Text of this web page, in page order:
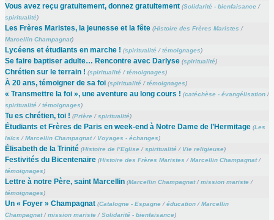
Vous avez reçu gratuitement, donnez gratuitement (Solidarité - bienfaisance/
spiritualité)
Les Frères Maristes, la jeunesse et la fête (Histoire des Frères Maristes /
Marcellin Champagnat)
Lycéens et étudiants en marche ! (spiritualité/témoignages)
Se faire baptiser adulte… Rencontre avec Darlyse (spiritualité)
Chrétien sur le terrain ! (spiritualité/témoignages)
À 20 ans, témoigner de sa foi (spiritualité/témoignages)
« Transmettre la foi », une aventure au long cours ! (catéchèse - évangélisation/
spiritualité/témoignages)
Tu es chrétien, toi ! (Prière/ spiritualité)
Étudiants et Frères de Paris en week-end à Notre Dame de l’Hermitage (Les
laïcs /Marcellin Champagnat/ Voyages - échanges)
Élisabeth de la Trinité (Histoire de l’Eglise/ spiritualité/ Vie religieuse)
Festivités du Bicentenaire (Histoire des Frères Maristes /Marcellin Champagnat/
témoignages)
Lettre à notre Père, saint Marcellin (Marcellin Champagnat/mission mariste/
témoignages)
Un « Foyer » Champagnat (Catalogne - Espagne/éducation/Marcellin
Champagnat/mission mariste/Solidarité - bienfaisance)